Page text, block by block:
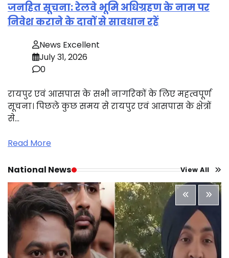
जनहित सूचना: रेलवे भूमि अधिग्रहण के नाम पर
निवेश कराने के दावों से सावधान रहें
News Excellent
July 31, 2026
0
रायपुर एवं आसपास के सभी नागरिकों के लिए महत्वपूर्ण
सूचना। पिछले कुछ समय से रायपुर एवं आसपास के क्षेत्रों
से…
Read More
National News View All